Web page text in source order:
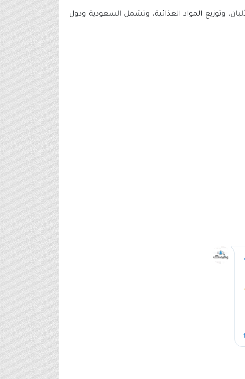
وتوزيع المواد الغذائية، وتشمل السعودية ودول